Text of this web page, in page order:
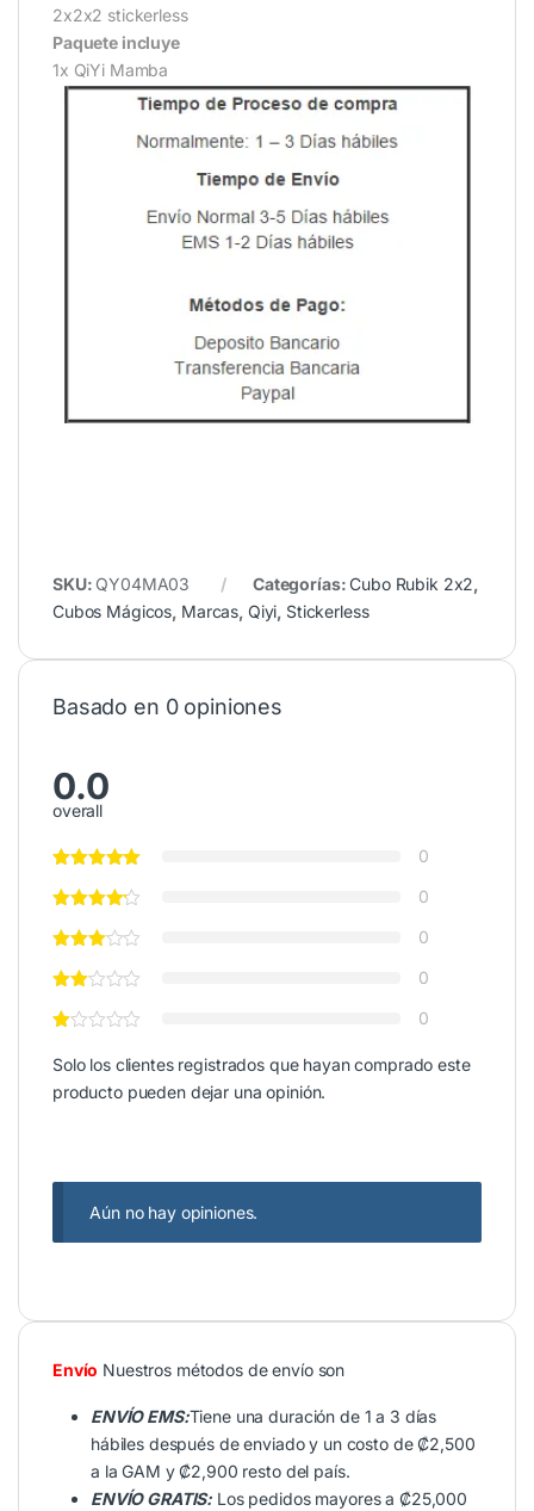
2x2x2 stickerless
Paquete incluye
1x QiYi Mamba
SKU: QY04MA03 Categorías:Cubo Rubik 2x2,
Cubos Mágicos, Marcas, Qiyi, Stickerless
Basado en 0 opiniones
0.0
overall
0
0
0
0
0
Solo los clientes registrados que hayan comprado este
producto pueden dejar una opinión.
Aún no hay opiniones.
Envío Nuestros métodos de envío son
ENVÍO EMS:Tiene una duración de 1 a 3 días
hábiles después de enviado y un costo de ₡2,500
a la GAM y ₡2,900 resto del país.
ENVÍO GRATIS: Los pedidos mayores a ₡25,000